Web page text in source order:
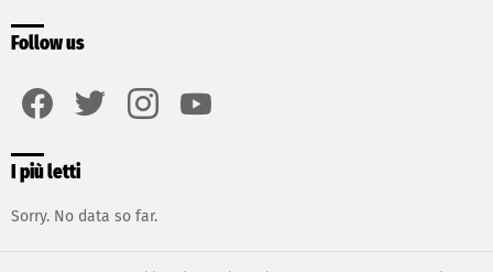
Follow us
I più letti
Sorry. No data so far.